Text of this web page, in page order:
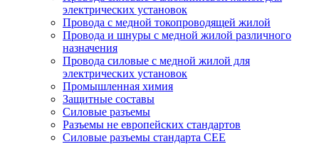
электрических установок
Провода с медной токопроводящей жилой
Провода и шнуры с медной жилой различного
назначения
Провода силовые с медной жилой для
электрических установок
Промышленная химия
Защитные составы
Силовые разъемы
Разъемы не европейских стандартов
Силовые разъемы стандарта CEE